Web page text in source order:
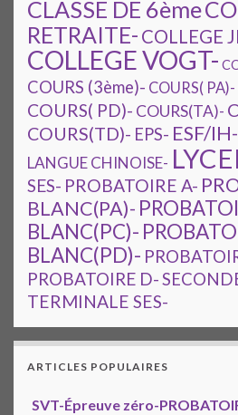
CLASSE DE 6ème
RETRAITE- COLLEGE
COLLEGE VOGT-
COURS (3ème)- COURS( PA)-
COURS( PD)- COURS(TA)-
COURS(TD)- EPS- ESF/IH-
LANGUE CHINOISE-
SES- PROBATOIRE A-
BLANC(PA)-
BLANC(PC)-
BLANC(PD)-
PROBATOIRE D-
TERMINALE SES-
ARTICLES POPULAIRES
SVT-Épreuve zéro-